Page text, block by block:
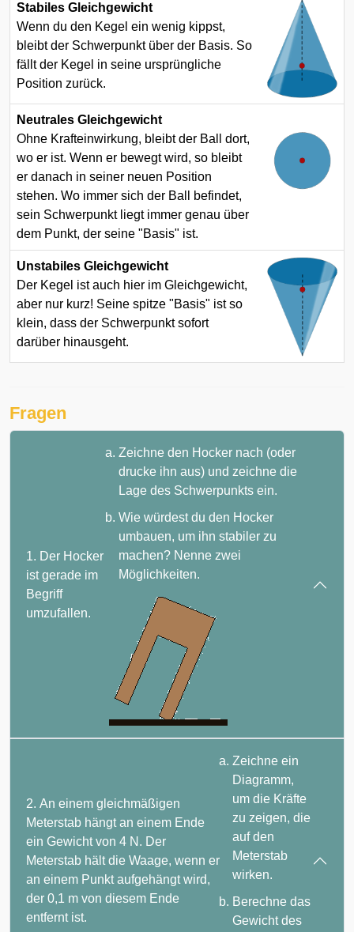
Stabiles Gleichgewicht
Wenn du den Kegel ein wenig kippst,
bleibt der Schwerpunkt über der Basis. So
fällt der Kegel in seine ursprüngliche
Position zurück.
Neutrales Gleichgewicht
Ohne Krafteinwirkung, bleibt der Ball dort,
wo er ist. Wenn er bewegt wird, so bleibt
er danach in seiner neuen Position
stehen. Wo immer sich der Ball befindet,
sein Schwerpunkt liegt immer genau über
dem Punkt, der seine "Basis" ist.
Unstabiles Gleichgewicht
Der Kegel ist auch hier im Gleichgewicht,
aber nur kurz! Seine spitze "Basis" ist so
klein, dass der Schwerpunkt sofort
darüber hinausgeht.
Fragen
1. Der Hocker
ist gerade im
Begriff
umzufallen.
Zeichne den Hocker nach (oder
drucke ihn aus) und zeichne die
Lage des Schwerpunkts ein.
Wie würdest du den Hocker
umbauen, um ihn stabiler zu
machen? Nenne zwei
Möglichkeiten.
2. An einem gleichmäßigen
Meterstab hängt an einem Ende
ein Gewicht von 4 N. Der
Meterstab hält die Waage, wenn er
an einem Punkt aufgehängt wird,
der 0,1 m von diesem Ende
entfernt ist.
Zeichne ein
Diagramm,
um die Kräfte
zu zeigen, die
auf den
Meterstab
wirken.
Berechne das
Gewicht des